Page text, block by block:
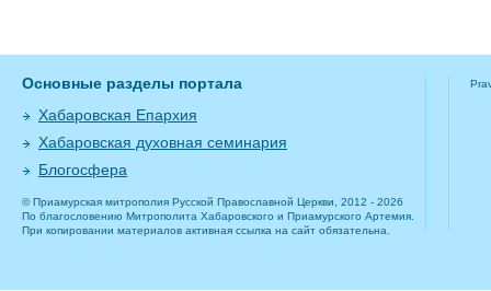
Основные разделы портала
Хабаровская Епархия
Хабаровская духовная семинария
Блогосфера
© Приамурская митрополия Русской Православной Церкви, 2012 - 2026
По благословению Митрополита Хабаровского и Приамурского Артемия.
При копировании материалов активная ссылка на сайт обязательна.